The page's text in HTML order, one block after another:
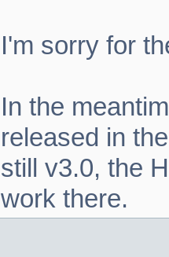
I'm sorry for
In the
released in
still v3.0, the
work there.